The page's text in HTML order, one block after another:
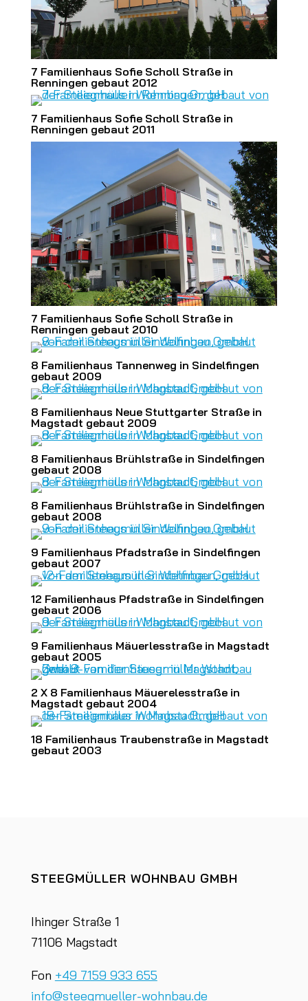
7 Familienhaus Sofie Scholl Straße in
Renningen gebaut 2012
7 Familienhaus Sofie Scholl Straße in
Renningen gebaut 2011
7 Familienhaus Sofie Scholl Straße in
Renningen gebaut 2010
8 Familienhaus Tannenweg in Sindelfingen
gebaut 2009
8 Familienhaus Neue Stuttgarter Straße in
Magstadt gebaut 2009
8 Familienhaus Brühlstraße in Sindelfingen
gebaut 2008
8 Familienhaus Brühlstraße in Sindelfingen
gebaut 2008
9 Familienhaus Pfadstraße in Sindelfingen
gebaut 2007
12 Familienhaus Pfadstraße in Sindelfingen
gebaut 2006
9 Familienhaus Mäuerlesstraße in Magstadt
gebaut 2005
2 X 8 Familienhaus Mäuerelesstraße in
Magstadt gebaut 2004
18 Familienhaus Traubenstraße in Magstadt
gebaut 2003
STEEGMÜLLER WOHNBAU GMBH
Ihinger Straße 1
71106 Magstadt
Fon +49 7159 933 655
info@steegmueller-wohnbau.de